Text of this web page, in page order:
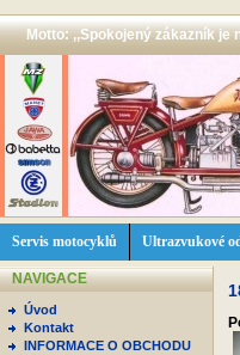
Motto: ,,Spokojený zákazník je
Servis motocyklů Ultrazvukové
NAVIGACE
Úvod
Kontakt
INFORMACE O OBCHODU